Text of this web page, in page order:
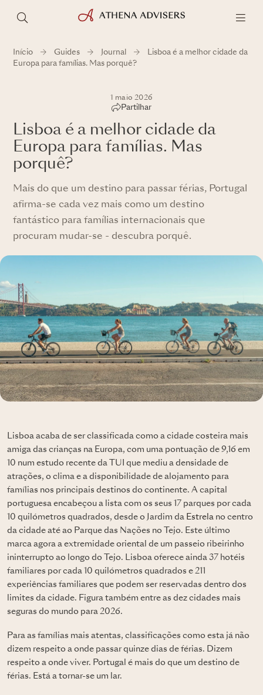
Início Guides Journal
Lisboa é a melhor cidade da
Europa para famílias. Mas porquê?
1 maio 2026
Partilhar
Lisboa é a melhor cidade da
Europa para famílias. Mas
porquê?
Mais do que um destino para passar férias, Portugal
afirma-se cada vez mais como um destino
fantástico para famílias internacionais que
procuram mudar-se - descubra porquê.
Lisboa acaba de ser classificada como a cidade costeira mais
amiga das crianças na Europa, com uma pontuação de 9,16 em
10 num estudo recente da TUI que mediu a densidade de
atrações, o clima e a disponibilidade de alojamento para
famílias nos principais destinos do continente. A capital
portuguesa encabeçou a lista com os seus 17 parques por cada
10 quilómetros quadrados, desde o Jardim da Estrela no centro
da cidade até ao Parque das Nações no Tejo. Este último
marca agora a extremidade oriental de um passeio ribeirinho
ininterrupto ao longo do Tejo. Lisboa oferece ainda 37 hotéis
familiares por cada 10 quilómetros quadrados e 211
experiências familiares que podem ser reservadas dentro dos
limites da cidade. Figura também entre as dez cidades mais
seguras do mundo para 2026.
Para as famílias mais atentas, classificações como esta já não
dizem respeito a onde passar quinze dias de férias. Dizem
respeito a onde viver. Portugal é mais do que um destino de
férias. Está a tornar-se um lar.